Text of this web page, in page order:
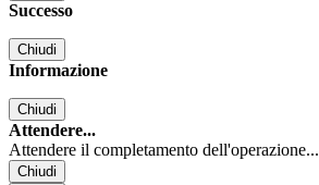
Successo
Chiudi
Informazione
Chiudi
Attendere...
Attendere il completamento dell'operazione...
Chiudi